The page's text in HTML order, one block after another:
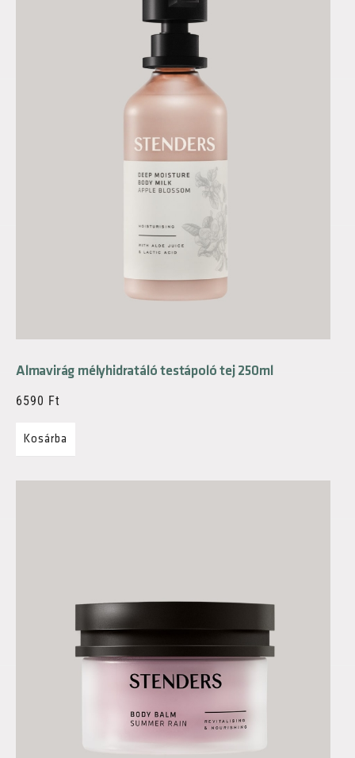
Almavirág mélyhidratáló testápoló tej 250ml
6590 Ft
Kosárba